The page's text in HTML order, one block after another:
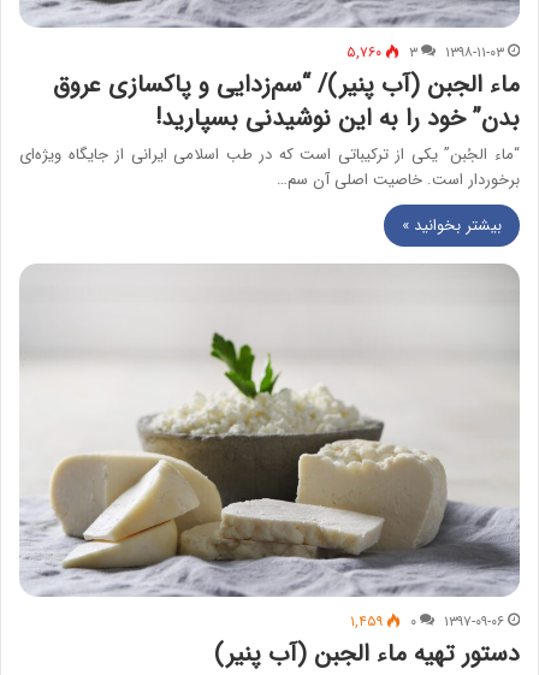
۱۳۹۸-۱۱-۰۳ ۳ ۵,۷۶۰
ماء الجبن (آب پنیر)/ “سم‌زدایی و پاکسازی عروق
بدن” خود را به این نوشیدنی بسپارید!
“ماء الجُبن” یکی از ترکیباتی است که در طب اسلامی ایرانی از جایگاه ویژه‌ای
برخوردار است. خاصیت اصلی آن سم…
بیشتر بخوانید »
۱۳۹۷-۰۹-۰۶ ۰ ۱,۴۵۹
دستور تهیه ماء الجبن (آب پنیر)